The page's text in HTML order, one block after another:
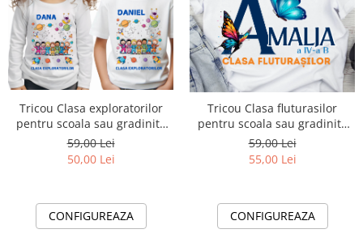
Tricou Clasa exploratorilor
pentru scoala sau gradinita
ABS1068.56
59,00 Lei
50,00 Lei
CONFIGUREAZA
Tricou Clasa fluturasilor
pentru scoala sau gradinita
ABS1108
59,00 Lei
55,00 Lei
CONFIGUREAZA